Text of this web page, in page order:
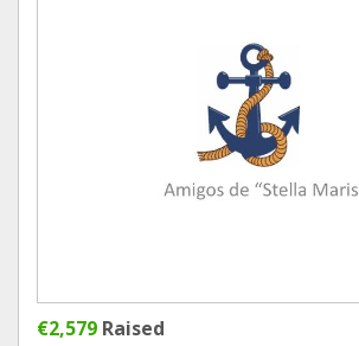
€2,579 Raised